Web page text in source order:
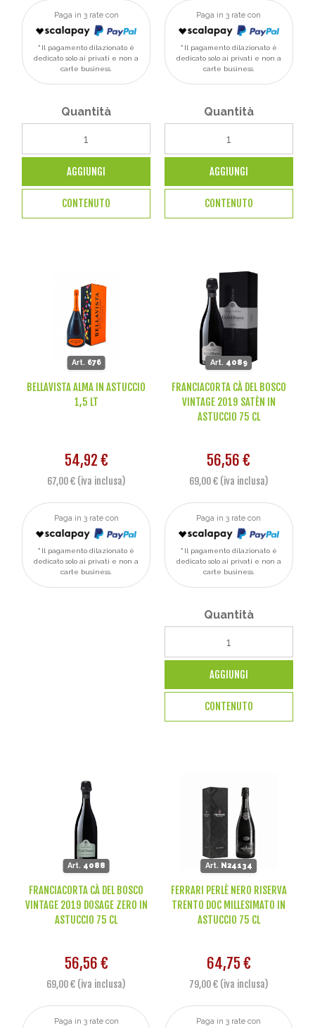
Paga in 3 rate con
Il pagamento dilazionato è
dedicato solo ai privati e non a
carte business.
Quantità
AGGIUNGI
CONTENUTO
Paga in 3 rate con
Il pagamento dilazionato è
dedicato solo ai privati e non a
carte business.
Quantità
AGGIUNGI
CONTENUTO
Art. 676
BELLAVISTA ALMA IN ASTUCCIO
1,5 LT
54,92 €
67,00 € (iva inclusa)
Paga in 3 rate con
Il pagamento dilazionato è
dedicato solo ai privati e non a
carte business.
Art. 4089
FRANCIACORTA CÀ DEL BOSCO
VINTAGE 2019 SATÈN IN
ASTUCCIO 75 CL
56,56 €
69,00 € (iva inclusa)
Paga in 3 rate con
Il pagamento dilazionato è
dedicato solo ai privati e non a
carte business.
Quantità
AGGIUNGI
CONTENUTO
Art. 4088
FRANCIACORTA CÀ DEL BOSCO
VINTAGE 2019 DOSAGE ZERO IN
ASTUCCIO 75 CL
56,56 €
69,00 € (iva inclusa)
Paga in 3 rate con
Art. N24134
FERRARI PERLÈ NERO RISERVA
TRENTO DOC MILLESIMATO IN
ASTUCCIO 75 CL
64,75 €
79,00 € (iva inclusa)
Paga in 3 rate con